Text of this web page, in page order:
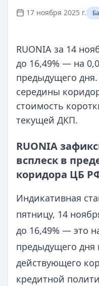
17 ноября 2025 г.
RUONIA за 14
до 16,49% — на
предыдущего дня.
середины
стоимость
текущей ДКП.
RUONIA
всплеск в
коридора ЦБ
Индикативная
пятницу, 14
до 16,49% — это
предыдущего дня
действующего
кредитной